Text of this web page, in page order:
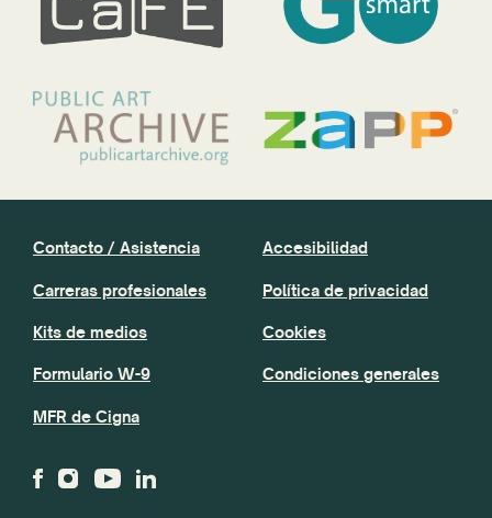
Contacto / Asistencia
Carreras profesionales
Kits de medios
Formulario W-9
MFR de Cigna
Accesibilidad
Política de privacidad
Cookies
Condiciones generales